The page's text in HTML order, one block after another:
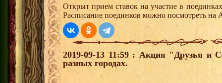
Открыт прием ставок на участие в
Расписание поединков можно посмотреть на
2019-09-13 11:59 : Акция "Друзья и
разных городах.